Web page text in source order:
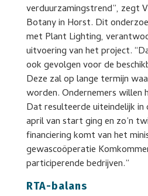
verduurzamingstrend”, zegt
Botany in Horst. Dit
met Plant Lighting,
uitvoering van het project.
ook gevolgen voor de
Deze zal op lange termijn
worden. Ondernemers willen
Dat resulteerde uiteindelijk in
april van start ging en zo’n
financiering komt van het
gewascoöperatie
participerende bedrijven.”
RTA-balans